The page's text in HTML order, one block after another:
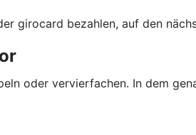
girocard bezahlen, auf den
oder vervierfachen. In dem